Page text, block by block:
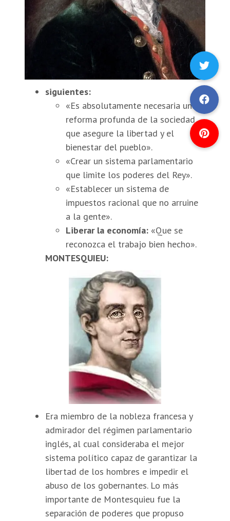
siguientes:
«Es absolutamente necesaria una
reforma profunda de la sociedad
que asegure la libertad y el
bienestar del pueblo».
«Crear un sistema parlamentario
que limite los poderes del Rey».
«Establecer un sistema de
impuestos racional que no arruine
a la gente».
Liberar la economía: «Que se
reconozca el trabajo bien hecho».
MONTESQUIEU:
Era miembro de la nobleza francesa y
admirador del régimen parlamentario
inglés, al cual consideraba el mejor
sistema político capaz de garantizar la
libertad de los hombres e impedir el
abuso de los gobernantes. Lo más
importante de Montesquieu fue la
separación de poderes que propuso